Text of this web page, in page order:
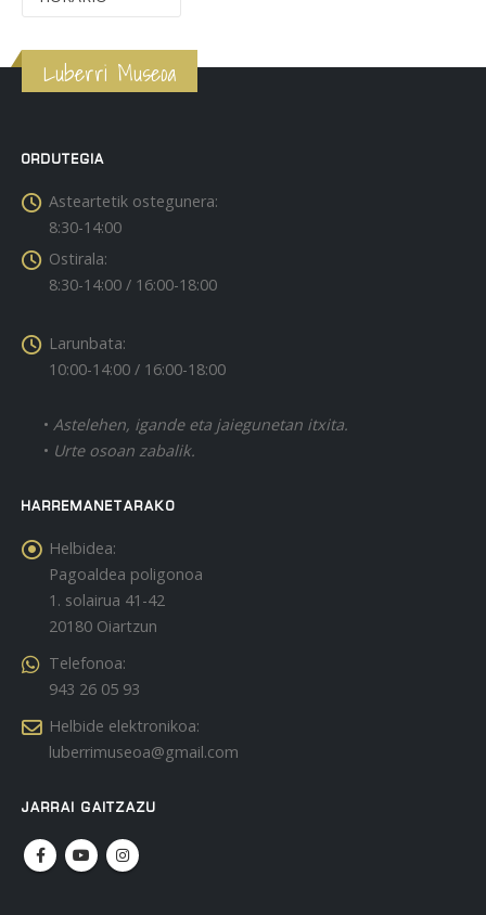
Luberri Museoa
ORDUTEGIA
Asteartetik ostegunera:
8:30-14:00
Ostirala:
8:30-14:00 / 16:00-18:00
Larunbata:
10:00-14:00 / 16:00-18:00
• Astelehen, igande eta jaiegunetan itxita.
• Urte osoan zabalik.
HARREMANETARAKO
Helbidea:
Pagoaldea poligonoa
1. solairua 41-42
20180 Oiartzun
Telefonoa:
943 26 05 93
Helbide elektronikoa:
luberrimuseoa@gmail.com
JARRAI GAITZAZU